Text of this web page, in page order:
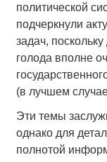
политической
подчеркнули
задач,
голода вполне
(в лучшем
Эти темы
однако для
полнотой